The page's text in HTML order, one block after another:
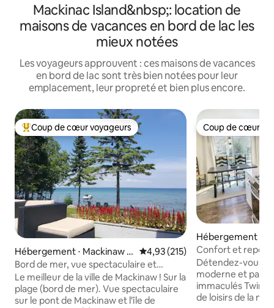
Mackinac Island&nbsp;: location de
maisons de vacances en bord de lac les
mieux notées
Les voyageurs approuvent : ces maisons de vacances
en bord de lac sont très bien notées pour leur
emplacement, leur propreté et bien plus encore.
Coups de cœur voyageurs les plus appréciés
Coup de cœur voyageurs
Hébergement ⋅ Mackinaw C
ity
Évaluation moyenne sur la
4,93 (215)
Bord de mer, vue spectaculaire et
proche de la ville.
Le meilleur de la ville de Mackinaw ! Sur la
plage (bord de mer). Vue spectaculaire
sur le pont de Mackinaw et l'île de
Coup de cœur
Coup de cœur
Hébergement ⋅
Confort et repos
Détendez-vous
moderne et
immaculés Twin
de loisirs de la